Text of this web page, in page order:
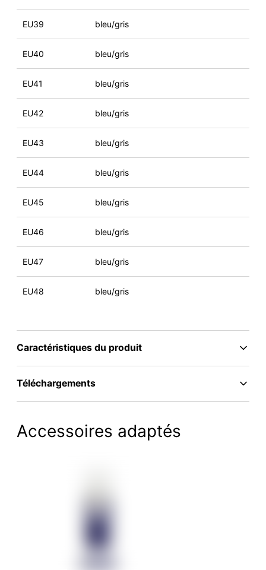
EU39 bleu/gris
EU40 bleu/gris
EU41 bleu/gris
EU42 bleu/gris
EU43 bleu/gris
EU44 bleu/gris
EU45 bleu/gris
EU46 bleu/gris
EU47 bleu/gris
EU48 bleu/gris
Caractéristiques du produit
Téléchargements
Accessoires adaptés